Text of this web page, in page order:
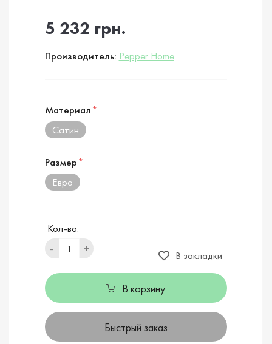
5 232 грн.
Производитель: Pepper Home
Материал*
Сатин
Размер*
Евро
Кол-во:
-
+
В закладки
В корзину
Быстрый заказ